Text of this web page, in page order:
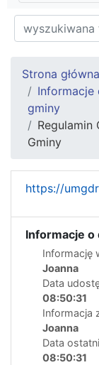
Strona główna
Informacje
gminy
Regulamin
Gminy
https://
Informacje o
Informację
Joanna
Data
08:50:31
Informacja
Joanna
Data
08:50:31